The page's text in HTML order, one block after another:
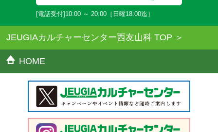
[電話受付]10:00 ～ 20:00［日曜18:00迄］
JEUGIAカルチャーセンター西友山科 TOP
HOME